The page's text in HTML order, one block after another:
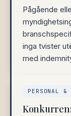
Pågående
inga tvister
med
PERSONAL &